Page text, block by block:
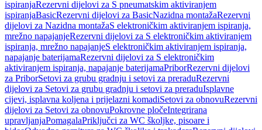
ispiranjaRezervni dijelovi za S pneumatskim aktiviranjem
ispiranjaBasicRezervni dijelovi za BasicNazidna montažaRezervni
dijelovi za Nazidna montažaS elektroničkim aktiviranjem ispiranja,
mrežno napajanjeRezervni dijelovi za S elektroničkim aktiviranjem
ispiranja, mrežno napajanjeS elektroničkim aktiviranjem ispiranja,
napajanje baterijamaRezervni dijelovi za S elektroničkim
aktiviranjem ispiranja, napajanje baterijamaPriborRezervni dijelovi
za PriborSetovi za grubu gradnju i setovi za preraduRezervni
dijelovi za Setovi za grubu gradnju i setovi za preraduIsplavne
cijevi, isplavna koljena i prijelazni komadiSetovi za obnovuRezervni
dijelovi za Setovi za obnovuPokrovne pločeIntegrirana
upravljanjaPomagalaPriključci za WC školjke, pisoare i